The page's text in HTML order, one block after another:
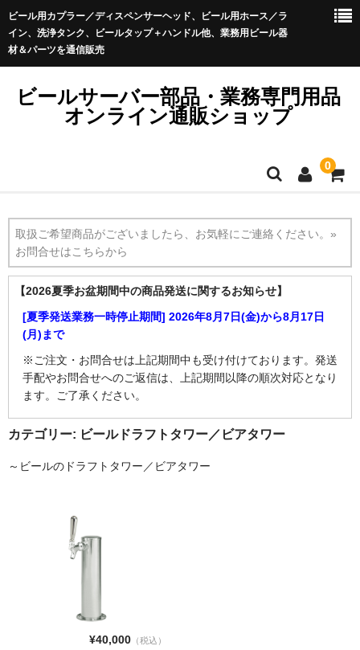
ビール用カプラー／ディスペンサーヘッド、ビール用ホース／ラ
イン、洗浄タンク、ビールタップ＋ハンドル他、業務用ビール器
材＆パーツを通信販売
ビールサーバー部品・業務専門用品
オンライン通販ショップ
0
ホーム
商品カテゴリ一覧
お買い物ガイド
よくあるご質問
取扱ご希望商品がございましたら、お気軽にご連絡ください。»
お問合せはこちらから
【2026夏季お盆期間中の商品発送に関するお知らせ】
[夏季発送業務一時停止期間] 2026年8月7日(金)から8月17日
(月)まで
※ご注文・お問合せは上記期間中も受け付けております。発送
手配やお問合せへのご返信は、上記期間以降の順次対応となり
ます。ご了承ください。
カテゴリー: ビールドラフトタワー／ビアタワー
～ビールのドラフトタワー／ビアタワー
¥40,000（税込）